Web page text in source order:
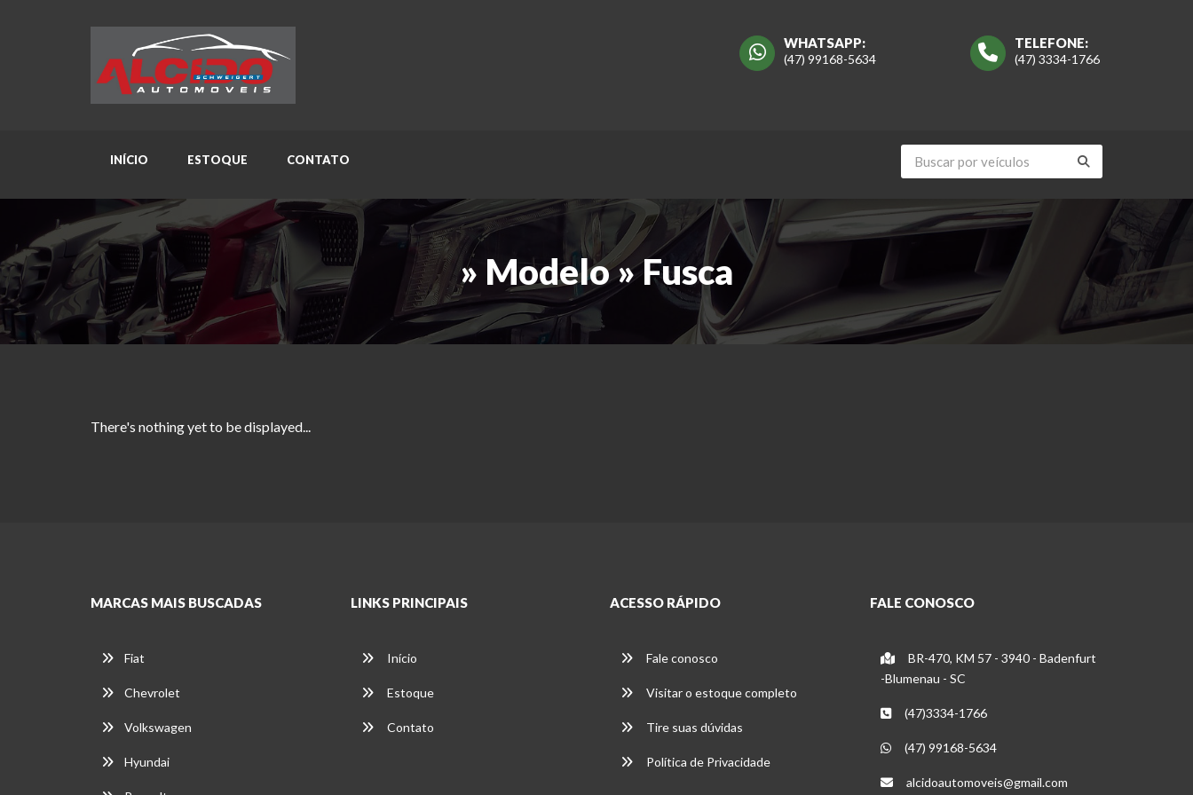
TELEFONE:
(47) 3334-1766
WHATSAPP:
(47) 99168-5634
INÍCIO ESTOQUE CONTATO
» Modelo » Fusca
There's nothing yet to be displayed...
MARCAS MAIS BUSCADAS
Fiat
Chevrolet
Volkswagen
Hyundai
LINKS PRINCIPAIS
Início
Estoque
Contato
ACESSO RÁPIDO
Fale conosco
Visitar o estoque completo
Tire suas dúvidas
Política de Privacidade
FALE CONOSCO
BR-470, KM 57 - 3940 - Badenfurt
-Blumenau - SC
(47)3334-1766
(47) 99168-5634
alcidoautomoveis@gmail.com